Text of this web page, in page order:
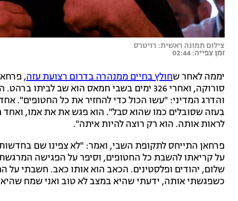
צילום תמונה ראשית: רויטרס
זמן צפייה: 02:44
יממה לאחר שחולץ בחיים ממנהרה בדרום רצועת עזה,
סורוקה, ואחרי 326 ימים בשבי חמאס הוא שב
והדרג המדיני: "עשו הכול כדי להחזיר את כל החטופים".
בעזה שסובלים כמו שהוא סבל". הוא פגש את את אמו, ואחד
לראות אותה. הוא רק רוצה להיות איתה".
פרחאן התייחס לתקופת השבי, ואמר: "לא צפינו שם
על קריאתו להשבת כל החטופים, וסיפר על הפגישה המרגשת
כשפגשתי אותה, ידעתי שהיא במצב לא טוב ואני שמח